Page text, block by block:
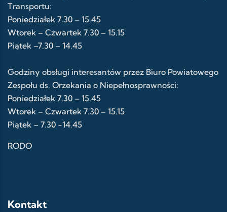
Transportu:
Poniedziałek 7.30 – 15.45
Wtorek – Czwartek 7.30 – 15.15
Piątek –7.30 – 14.45
Godziny obsługi interesantów przez Biuro Powiatowego
Zespołu ds. Orzekania o Niepełnosprawności:
Poniedziałek 7.30 – 15.45
Wtorek – Czwartek 7.30 – 15.15
Piątek – 7.30 -14.45
RODO
Kontakt